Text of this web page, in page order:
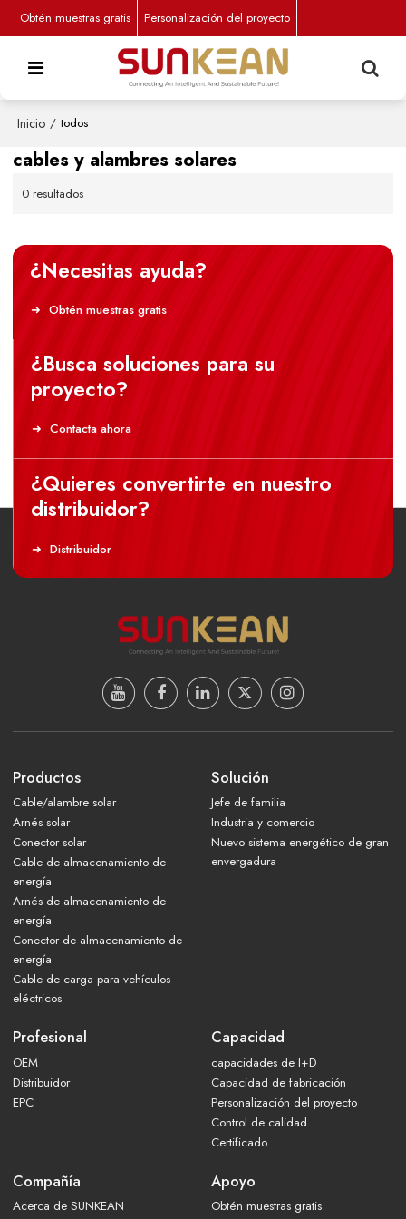
Obtén muestras gratis Personalización del proyecto
Inicio / todos
cables y alambres solares
0 resultados
¿Necesitas ayuda?
Obtén muestras gratis
¿Busca soluciones para su
proyecto?
Contacta ahora
¿Quieres convertirte en nuestro
distribuidor?
Distribuidor
Productos
Cable/alambre solar
Arnés solar
Conector solar
Cable de almacenamiento de
energía
Arnés de almacenamiento de
energía
Conector de almacenamiento de
energía
Cable de carga para vehículos
eléctricos
Solución
Jefe de familia
Industria y comercio
Nuevo sistema energético de gran
envergadura
Profesional
OEM
Distribuidor
EPC
Capacidad
capacidades de I+D
Capacidad de fabricación
Personalización del proyecto
Control de calidad
Certificado
Compañía
Acerca de SUNKEAN
Apoyo
Obtén muestras gratis